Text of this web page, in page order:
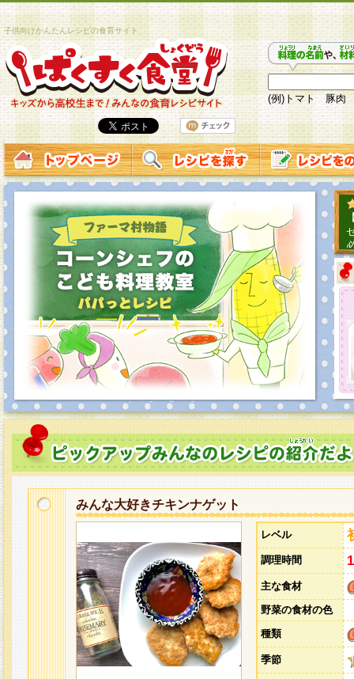
子供向けかんたんレシピの食育サイト
(例)トマト 豚肉
みんな大好きチキンナゲット
レベル
調理時間
主な食材
野菜の食材の色
種類
季節